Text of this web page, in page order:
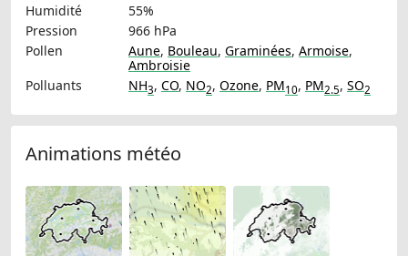
Humidité
55%
Pression
966 hPa
Pollen
Aune, Bouleau, Graminées, Armoise,
Ambroisie
Polluants
NH3, CO, NO2, Ozone, PM10, PM2.5, SO2
Animations météo